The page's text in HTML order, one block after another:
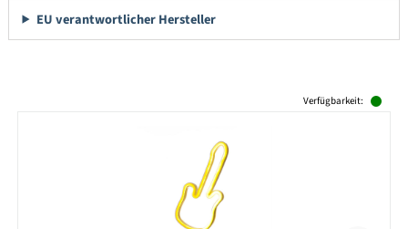
EU verantwortlicher Hersteller
Verfügbarkeit: